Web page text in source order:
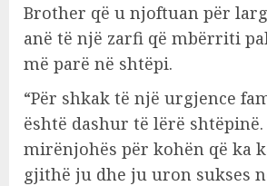
Brother që u njoftuan për
anë të një zarfi që mbërriti
më parë në shtëpi.
“Për shkak të një urgjence
është dashur të lërë
mirënjohës për kohën që ka
gjithë ju dhe ju uron sukses